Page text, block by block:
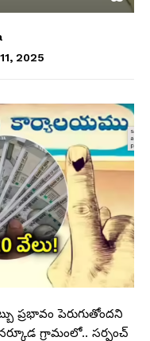
2025
ప్రభావం పెరుగుతోందని
గ్రామంలో.. సర్పంచ్